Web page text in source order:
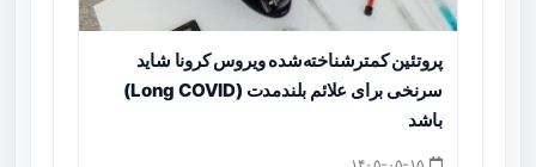
پروتئین کمترشناخته‌شده ویروس کرونا شاید
سرنخی برای علائم بلندمدت (Long COVID)
باشد